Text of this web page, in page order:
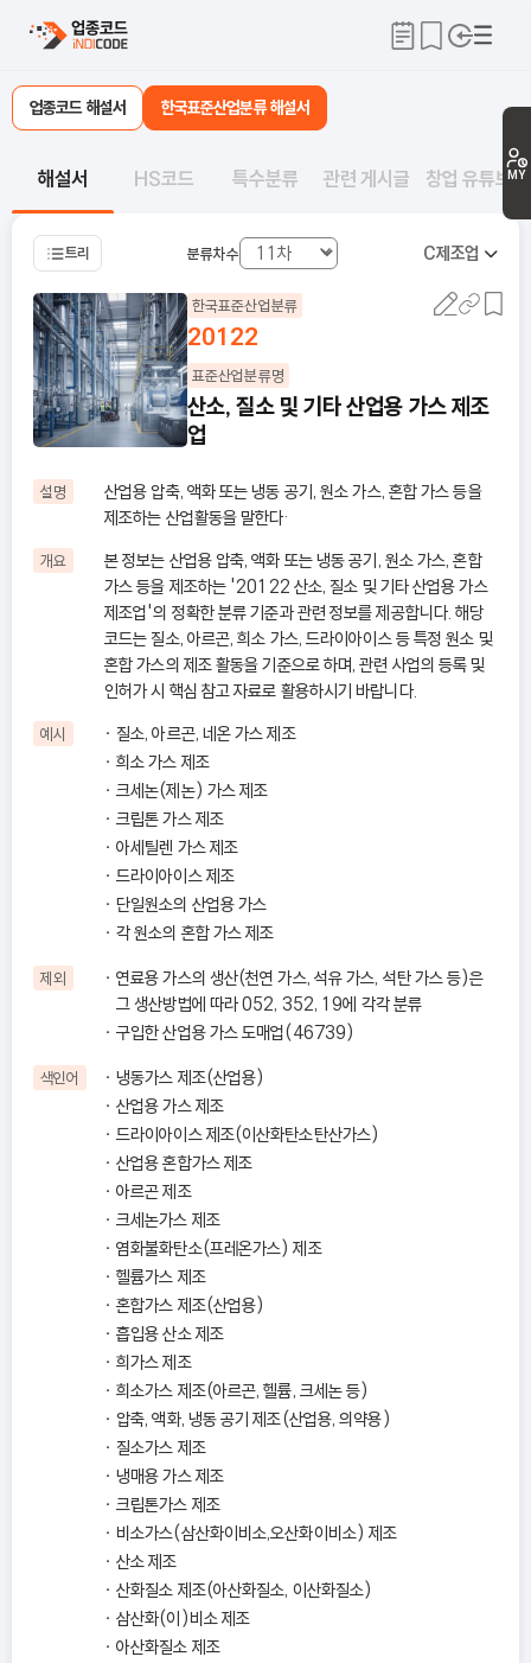
MY
업종코드 해설서 한국표준산업분류 해설서
해설서 HS코드 특수분류 관련 게시글 창업 유튜브
트리 분류차수 C제조업
한국표준산업분류
20122
표준산업분류명
산소, 질소 및 기타 산업용 가스 제조
업
설명
산업용 압축, 액화 또는 냉동 공기, 원소 가스, 혼합 가스 등을
제조하는 산업활동을 말한다·
개요
본 정보는 산업용 압축, 액화 또는 냉동 공기, 원소 가스, 혼합
가스 등을 제조하는 '20122 산소, 질소 및 기타 산업용 가스
제조업'의 정확한 분류 기준과 관련 정보를 제공합니다. 해당
코드는 질소, 아르곤, 희소 가스, 드라이아이스 등 특정 원소 및
혼합 가스의 제조 활동을 기준으로 하며, 관련 사업의 등록 및
인허가 시 핵심 참고 자료로 활용하시기 바랍니다.
예시
질소, 아르곤, 네온 가스 제조
희소 가스 제조
크세논(제논) 가스 제조
크립톤 가스 제조
아세틸렌 가스 제조
드라이아이스 제조
단일원소의 산업용 가스
각 원소의 혼합 가스 제조
제외
연료용 가스의 생산(천연 가스, 석유 가스, 석탄 가스 등)은
그 생산방법에 따라 052, 352, 19에 각각 분류
구입한 산업용 가스 도매업(46739)
색인어
냉동가스 제조(산업용)
산업용 가스 제조
드라이아이스 제조(이산화탄소탄산가스)
산업용 혼합가스 제조
아르곤 제조
크세논가스 제조
염화불화탄소(프레온가스) 제조
헬륨가스 제조
혼합가스 제조(산업용)
흡입용 산소 제조
희가스 제조
희소가스 제조(아르곤, 헬륨, 크세논 등)
압축, 액화, 냉동 공기 제조(산업용, 의약용)
질소가스 제조
냉매용 가스 제조
크립톤가스 제조
비소가스(삼산화이비소,오산화이비소) 제조
산소 제조
산화질소 제조(아산화질소, 이산화질소)
삼산화(이)비소 제조
아산화질소 제조